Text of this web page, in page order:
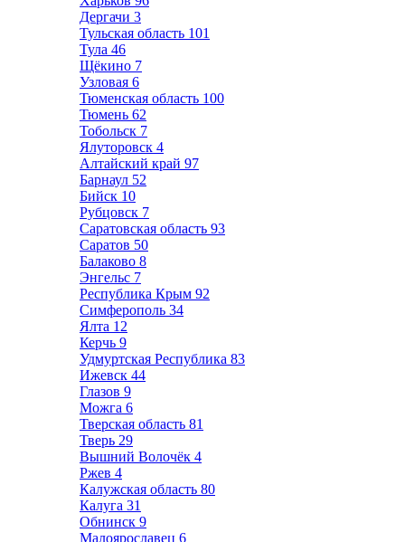
Дергачи 3
Тульская область 101
Тула 46
Щёкино 7
Узловая 6
Тюменская область 100
Тюмень 62
Тобольск 7
Ялуторовск 4
Алтайский край 97
Барнаул 52
Бийск 10
Рубцовск 7
Саратовская область 93
Саратов 50
Балаково 8
Энгельс 7
Республика Крым 92
Симферополь 34
Ялта 12
Керчь 9
Удмуртская Республика 83
Ижевск 44
Глазов 9
Можга 6
Тверская область 81
Тверь 29
Вышний Волочёк 4
Ржев 4
Калужская область 80
Калуга 31
Обнинск 9
Малоярославец 6